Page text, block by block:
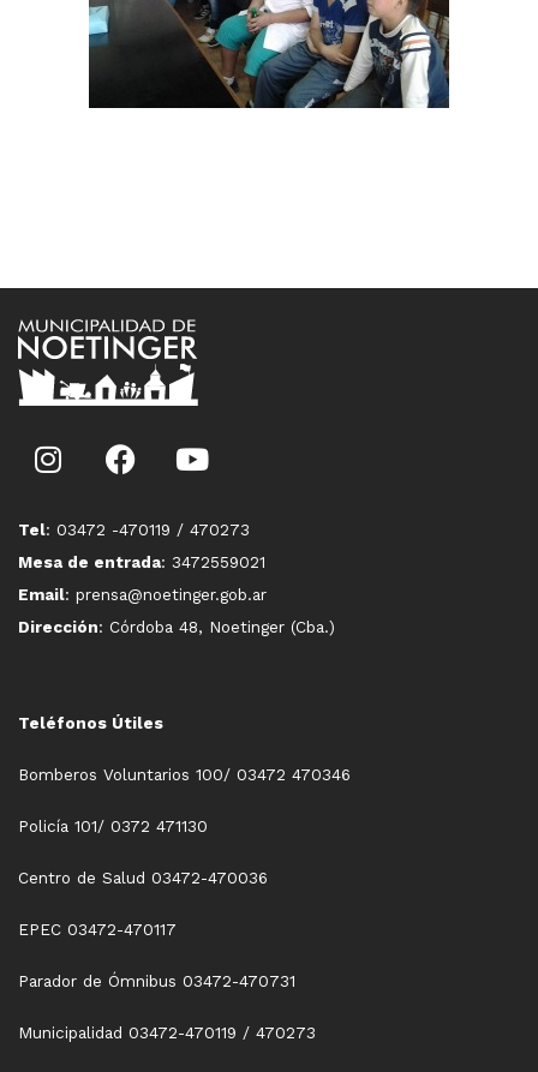
Tel: 03472 -470119 / 470273
Mesa de entrada: 3472559021
Email: prensa@noetinger.gob.ar
Dirección: Córdoba 48, Noetinger (Cba.)
Teléfonos Útiles
Bomberos Voluntarios 100/ 03472 470346
Policía 101/ 0372 471130
Centro de Salud 03472-470036
EPEC 03472-470117
Parador de Ómnibus 03472-470731
Municipalidad 03472-470119 / 470273